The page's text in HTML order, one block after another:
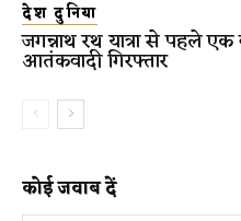
देश दुनिया
जगन्नाथ रथ यात्रा से पहले
आतंकवादी गिरफ्तार
कोई जवाब दें